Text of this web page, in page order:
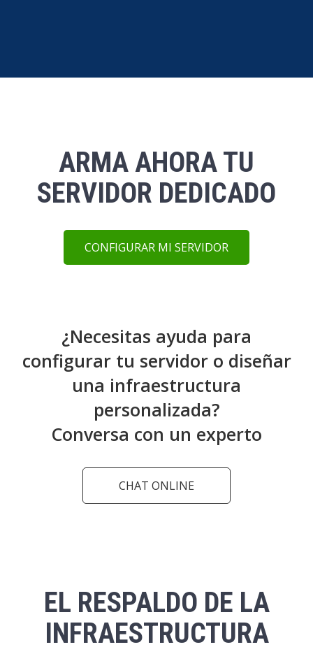
ARMA AHORA TU
SERVIDOR DEDICADO
CONFIGURAR MI SERVIDOR
¿Necesitas ayuda para
configurar tu servidor o diseñar
una infraestructura
personalizada?
Conversa con un experto
CHAT ONLINE
EL RESPALDO DE LA
INFRAESTRUCTURA